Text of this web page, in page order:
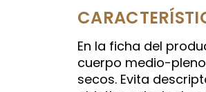
En la ficha del
cuerpo medio-
secos. Evita